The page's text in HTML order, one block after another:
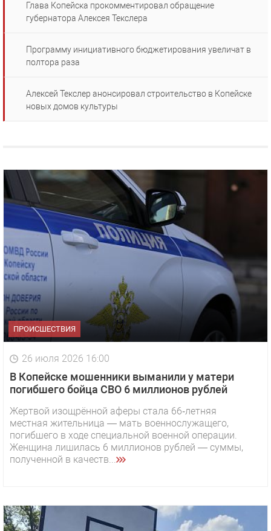
Глава Копейска прокомментировал обращение
губернатора Алексея Текслера
Программу инициативного бюджетирования увеличат в
полтора раза
Алексей Текслер анонсировал строительство в Копейске
новых домов культуры
ПРОИСШЕСТВИЯ
26 июля 2026 16:00
В Копейске мошенники выманили у матери
погибшего бойца СВО 6 миллионов рублей
Жертвой изощрённой аферы стала 66‑летняя
местная жительница — мать военнослужащего,
погибшего в ходе специальной военной операции.
Женщина лишилась 6 миллионов рублей — суммы,
полученной в качеств...